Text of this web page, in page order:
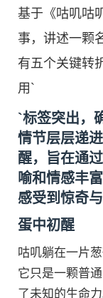
基于《咕叽咕
事，讲述一颗
有五个关键转
用`
`标签突出，
情节层层递
醒，旨在通
喻和情感丰
感受到惊奇与
蛋中初醒
咕叽躺在一片
它只是一颗普
了未知的生命